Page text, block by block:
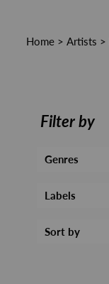
Home > Artists >
Filter by
Genres
Labels
Sort by